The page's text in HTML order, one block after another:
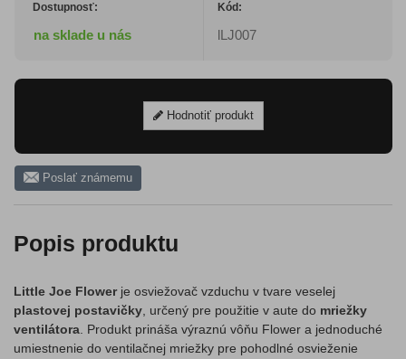
Dostupnosť:
na sklade u nás
Kód:
lLJ007
Hodnotiť produkt
Poslať známemu
Popis produktu
Little Joe Flowerje osviežovač vzduchu v tvare veselej
plastovej postavičky , určený pre použitie v aute do mriežky
ventilátora . Produkt prináša výraznú vôňu Flower a jednoduché
umiestnenie do ventilačnej mriežky pre pohodlné osvieženie